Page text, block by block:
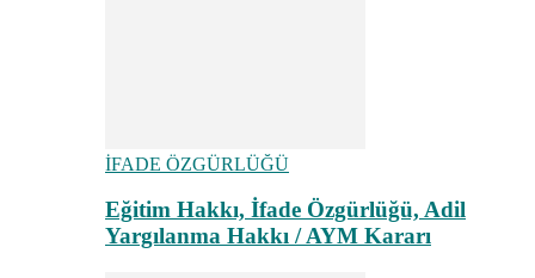
İFADE ÖZGÜRLÜĞÜ
Eğitim Hakkı, İfade Özgürlüğü, Adil
Yargılanma Hakkı / AYM Kararı